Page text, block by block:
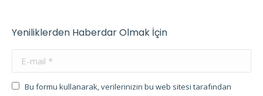
Yeniliklerden Haberdar Olmak İçin
E-mail *
Bu formu kullanarak, verilerinizin bu web sitesi tarafından